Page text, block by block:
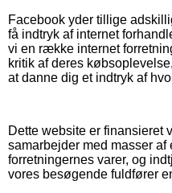
Facebook yder tillige
få indtryk af internet
vi en række internet
kritik af deres
at danne dig et indtryk af
Dette website er finansieret
samarbejder med masser
forretningernes varer, og
vores besøgende fuldfører